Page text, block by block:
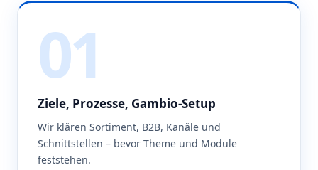
01
Ziele, Prozesse, Gambio-Setup
Wir klären Sortiment, B2B, Kanäle und
Schnittstellen – bevor Theme und Module
feststehen.